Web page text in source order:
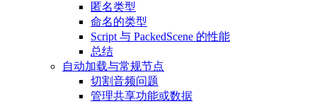
匿名类型
命名的类型
Script 与 PackedScene 的性能
总结
自动加载与常规节点
切割音频问题
管理共享功能或数据